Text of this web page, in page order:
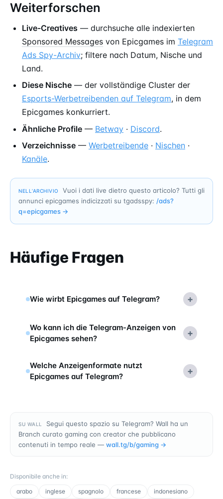
Weiterforschen
Live-Creatives — durchsuche alle indexierten
Sponsored Messages von Epicgames im Telegram
Ads Spy-Archiv; filtere nach Datum, Nische und
Land.
Diese Nische — der vollständige Cluster der
Esports-Werbetreibenden auf Telegram, in dem
Epicgames konkurriert.
Ähnliche Profile — Betway · Discord.
Verzeichnisse — Werbetreibende · Nischen ·
Kanäle.
NELL’ARCHIVIO
Vuoi i dati live dietro questo articolo? Tutti gli
annunci epicgames indicizzati su tgadsspy: /ads?
q=epicgames →
Häufige Fragen
Wie wirbt Epicgames auf Telegram? +
Wo kann ich die Telegram-Anzeigen von
Epicgames sehen?
+
Welche Anzeigenformate nutzt
Epicgames auf Telegram?
+
SU WALL
Segui questo spazio su Telegram? Wall ha un
Branch curato gaming con creator che pubblicano
contenuti in tempo reale — wall.tg/b/gaming →
Disponibile anche in:
arabo
inglese spagnolo francese
indonesiano